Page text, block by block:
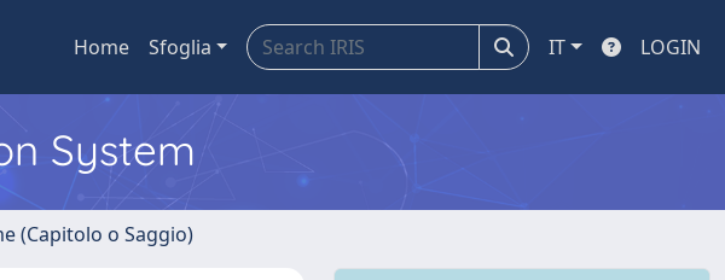
Home Sfoglia IT LOGIN
System
(Capitolo o Saggio)